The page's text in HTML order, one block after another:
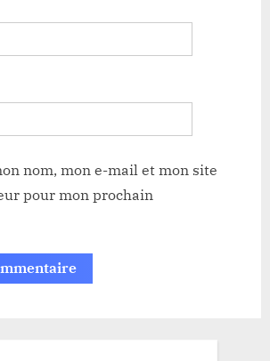
nom, mon e-mail et mon site
pour mon prochain